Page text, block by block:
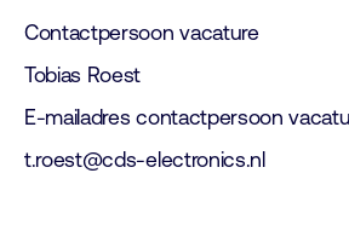
Contactpersoon vacature
Tobias Roest
E-mailadres contactpersoon
t.roest@cds-electronics.nl